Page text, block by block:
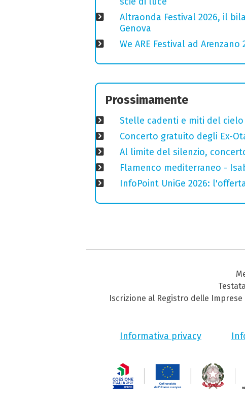
Altraonda Festival 2026, il
Genova
We ARE Festival ad
Prossimamente
Stelle cadenti e miti del
Concerto gratuito degli Ex-
Al limite del silenzio,
Flamenco mediterraneo -
InfoPoint UniGe 2026:
Iscrizione al Registro delle Imprese
Informativa privacy